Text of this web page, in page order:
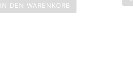
IN DEN WARENKORB